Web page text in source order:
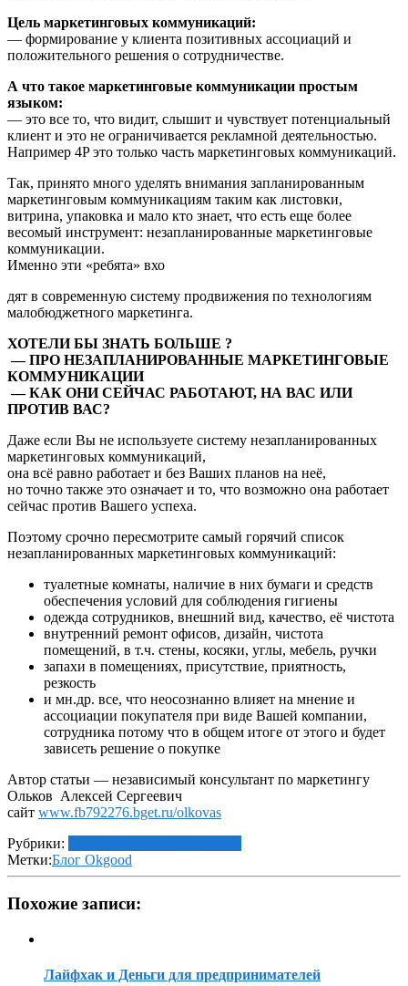
Цель маркетинговых коммуникаций:
— формирование у клиента позитивных ассоциаций и
положительного решения о сотрудничестве.
А что такое маркетинговые коммуникации простым
языком:
— это все то, что видит, слышит и чувствует потенциальный
клиент и это не ограничивается рекламной деятельностью.
Например 4P это только часть маркетинговых коммуникаций.
Так, принято много уделять внимания запланированным
маркетинговым коммуникациям таким как листовки,
витрина, упаковка и мало кто знает, что есть еще более
весомый инструмент: незапланированные маркетинговые
коммуникации.
Именно эти «ребята» вхо
дят в современную систему продвижения по технологиям
малобюджетного маркетинга.
ХОТЕЛИ БЫ ЗНАТЬ БОЛЬШЕ ?
— ПРО НЕЗАПЛАНИРОВАННЫЕ МАРКЕТИНГОВЫЕ
КОММУНИКАЦИИ
— КАК ОНИ СЕЙЧАС РАБОТАЮТ, НА ВАС ИЛИ
ПРОТИВ ВАС?
Даже если Вы не используете систему незапланированных
маркетинговых коммуникаций,
она всё равно работает и без Ваших планов на неё,
но точно также это означает и то, что возможно она работает
сейчас против Вашего успеха.
Поэтому срочно пересмотрите самый горячий список
незапланированных маркетинговых коммуникаций:
туалетные комнаты, наличие в них бумаги и средств
обеспечения условий для соблюдения гигиены
одежда сотрудников, внешний вид, качество, её чистота
внутренний ремонт офисов, дизайн, чистота
помещений, в т.ч. стены, косяки, углы, мебель, ручки
запахи в помещениях, присутствие, приятность,
резкость
и мн.др. все, что неосознанно влияет на мнение и
ассоциации покупателя при виде Вашей компании,
сотрудника потому что в общем итоге от этого и будет
зависеть решение о покупке
Автор статьи — независимый консультант по маркетингу
Ольков Алексей Сергеевич
сайт www.fb792276.bget.ru/olkovas
Рубрики:
Метки:Блог Okgood
Похожие записи:
Лайфхак и Деньги для предпринимателей